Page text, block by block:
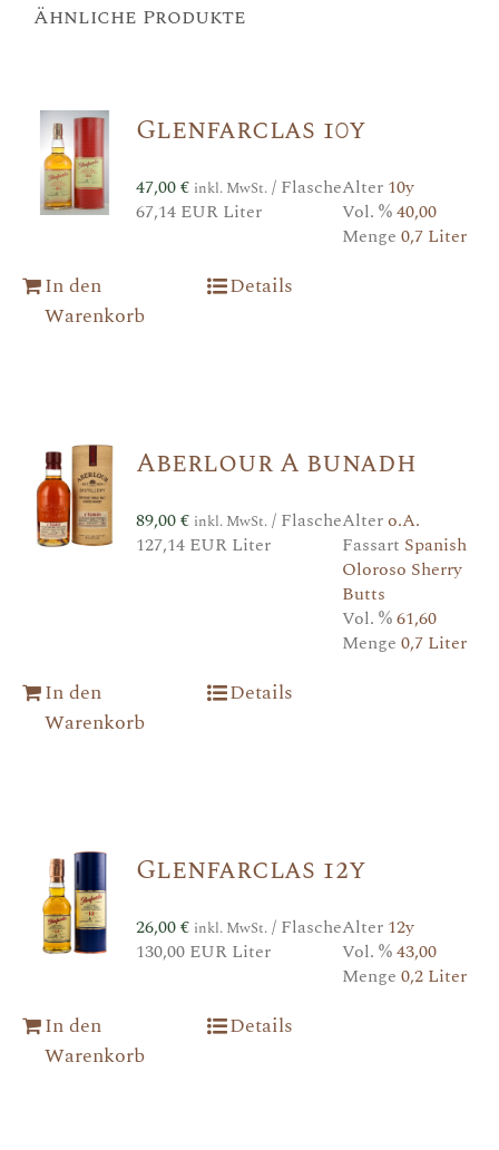
Ähnliche Produkte
Glenfarclas 10y
47,00€ inkl. MwSt./ Flasche
67,14 EUR Liter
Alter 10y
Vol. %40,00
Menge 0,7 Liter
In den
Warenkorb
Details
Aberlour A bunadh
89,00€ inkl. MwSt./ Flasche
127,14 EUR Liter
Altero.A.
Fassart Spanish
Oloroso Sherry
Butts
Vol. %61,60
Menge 0,7 Liter
In den
Warenkorb
Details
Glenfarclas 12y
26,00€ inkl. MwSt./ Flasche
130,00 EUR Liter
Alter 12y
Vol. %43,00
Menge 0,2 Liter
In den
Warenkorb
Details